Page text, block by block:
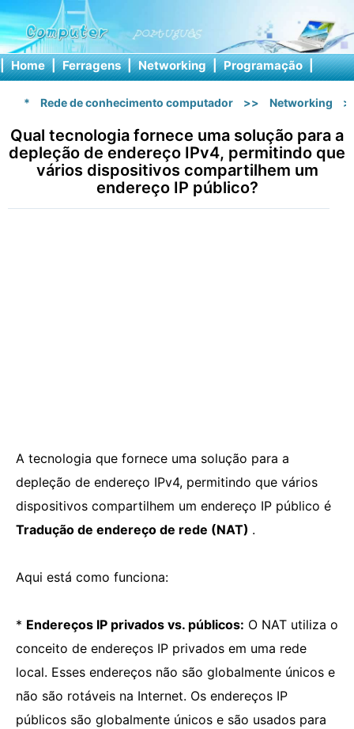
| Home | Ferragens | Networking | Programação |
* Rede de conhecimento computador >> Networking
Qual tecnologia fornece uma solução para a
depleção de endereço IPv4, permitindo que
vários dispositivos compartilhem um
endereço IP público?
A tecnologia que fornece uma solução para a
depleção de endereço IPv4, permitindo que vários
dispositivos compartilhem um endereço IP público é
Tradução de endereço de rede (NAT) .
Aqui está como funciona:
* Endereços IP privados vs. públicos: O NAT utiliza o
conceito de endereços IP privados em uma rede
local. Esses endereços não são globalmente únicos e
não são rotáveis ​​na Internet. Os endereços IP
públicos são globalmente únicos e são usados ​​para